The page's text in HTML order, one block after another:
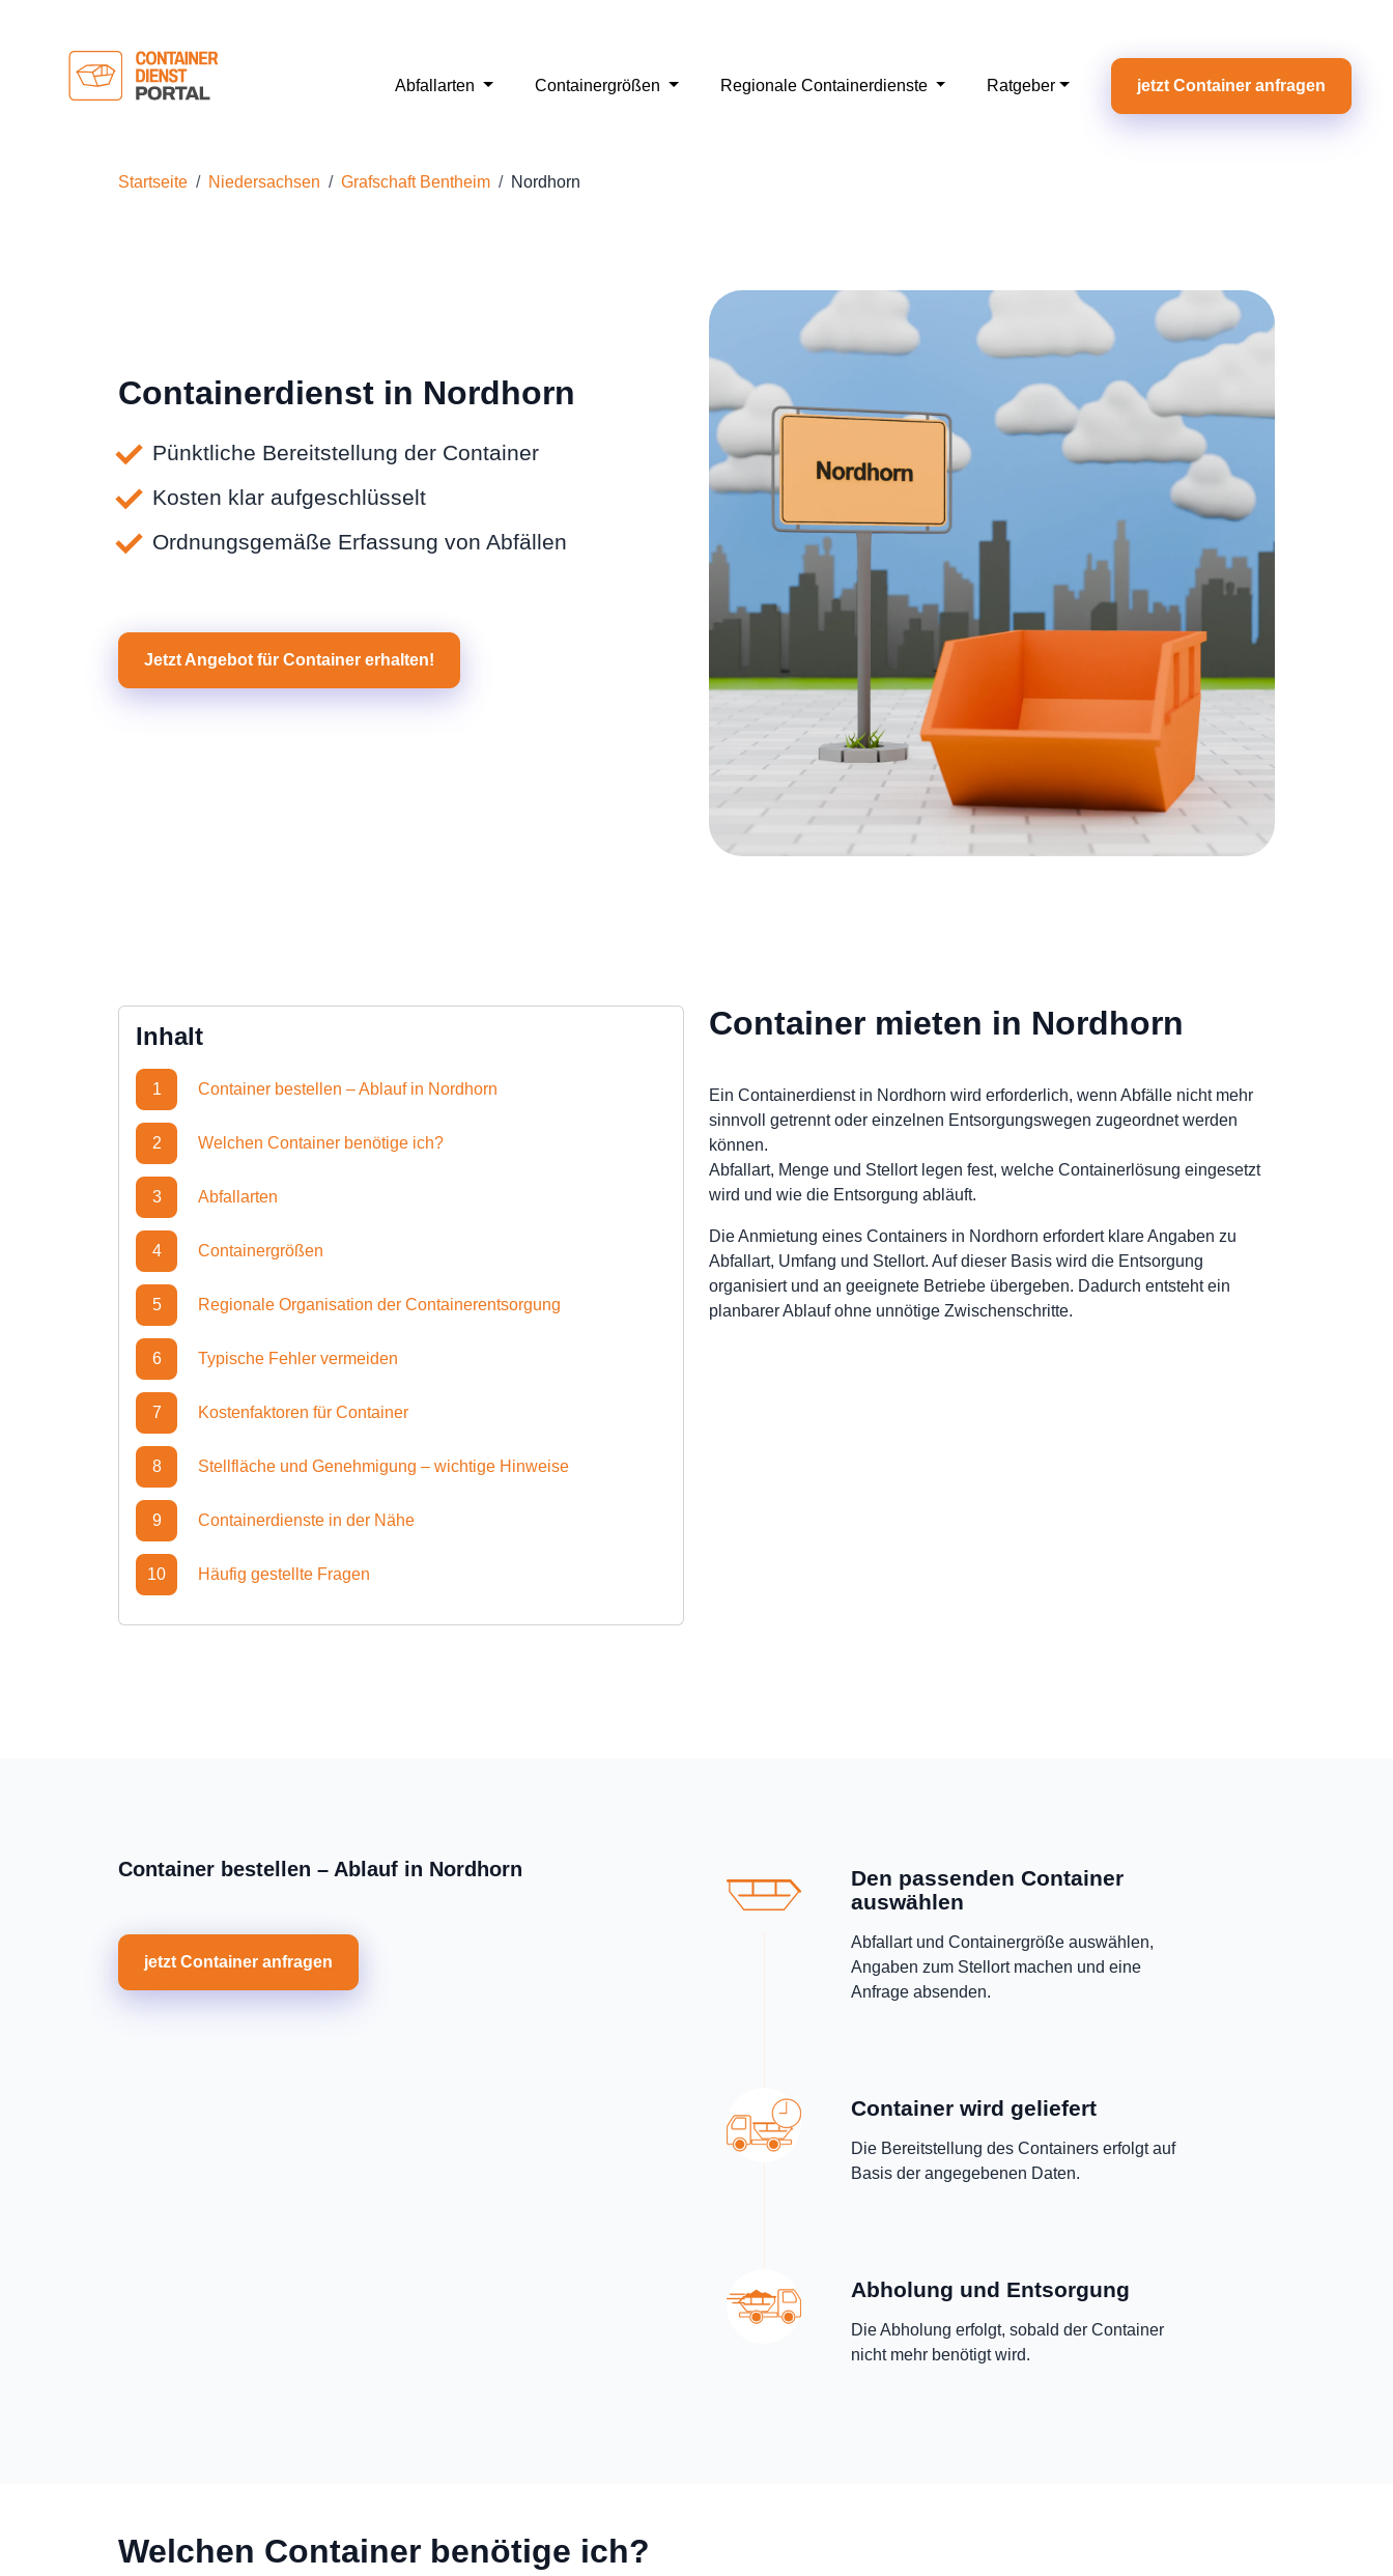
Abfallarten Containergrößen Regionale Containerdienste Ratgeber jetzt Container anfragen
Startseite Niedersachsen Grafschaft Bentheim Nordhorn
Containerdienst in Nordhorn
Pünktliche Bereitstellung der Container
Kosten klar aufgeschlüsselt
Ordnungsgemäße Erfassung von Abfällen
Jetzt Angebot für Container erhalten!
Inhalt
1 Container bestellen – Ablauf in Nordhorn
2 Welchen Container benötige ich?
3 Abfallarten
4 Containergrößen
5 Regionale Organisation der Containerentsorgung
6 Typische Fehler vermeiden
7 Kostenfaktoren für Container
8 Stellfläche und Genehmigung – wichtige Hinweise
9 Containerdienste in der Nähe
10 Häufig gestellte Fragen
Container mieten in Nordhorn
Ein Containerdienst in Nordhorn wird erforderlich, wenn Abfälle nicht mehr
sinnvoll getrennt oder einzelnen Entsorgungswegen zugeordnet werden
können.
Abfallart, Menge und Stellort legen fest, welche Containerlösung eingesetzt
wird und wie die Entsorgung abläuft.
Die Anmietung eines Containers in Nordhorn erfordert klare Angaben zu
Abfallart, Umfang und Stellort. Auf dieser Basis wird die Entsorgung
organisiert und an geeignete Betriebe übergeben. Dadurch entsteht ein
planbarer Ablauf ohne unnötige Zwischenschritte.
Container bestellen – Ablauf in Nordhorn
jetzt Container anfragen
Den passenden Container
auswählen
Abfallart und Containergröße auswählen,
Angaben zum Stellort machen und eine
Anfrage absenden.
Container wird geliefert
Die Bereitstellung des Containers erfolgt auf
Basis der angegebenen Daten.
Abholung und Entsorgung
Die Abholung erfolgt, sobald der Container
nicht mehr benötigt wird.
Welchen Container benötige ich?